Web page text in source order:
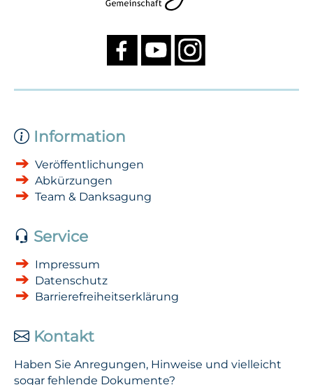
Information
Veröffentlichungen
Abkürzungen
Team & Danksagung
Service
Impressum
Datenschutz
Barrierefreiheitserklärung
Kontakt
Haben Sie Anregungen, Hinweise und vielleicht
sogar fehlende Dokumente?